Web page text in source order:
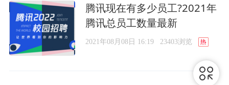
腾讯现在有多少员工?2021年
腾讯总员工数量最新
2021年08月08日 16:19 23403浏览